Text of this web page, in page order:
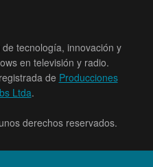
tecnología, innovación y
en televisión y radio.
de Producciones
Ltda.
derechos reservados.